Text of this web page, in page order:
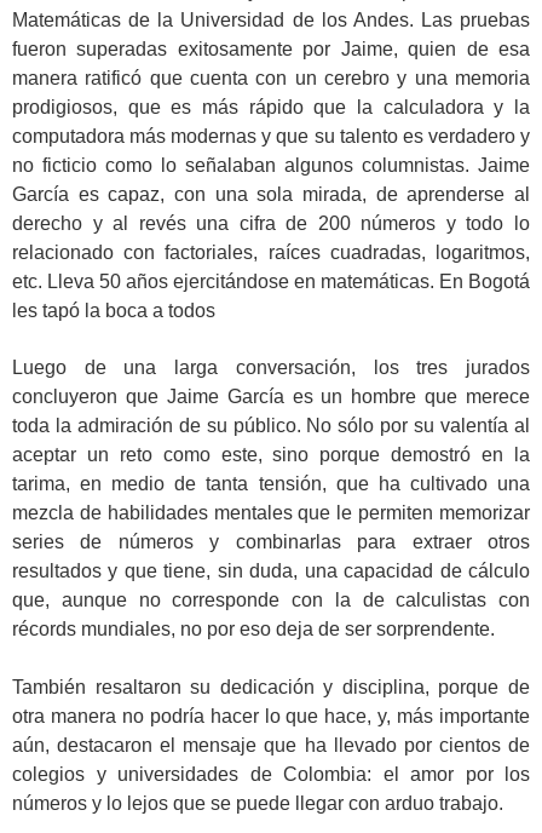
Matemáticas de la Universidad de los Andes. Las pruebas
fueron superadas exitosamente por Jaime, quien de esa
manera ratificó que cuenta con un cerebro y una memoria
prodigiosos, que es más rápido que la calculadora y la
computadora más modernas y que su talento es verdadero y
no ficticio como lo señalaban algunos columnistas. Jaime
García es capaz, con una sola mirada, de aprenderse al
derecho y al revés una cifra de 200 números y todo lo
relacionado con factoriales, raíces cuadradas, logaritmos,
etc. Lleva 50 años ejercitándose en matemáticas. En Bogotá
les tapó la boca a todos
Luego de una larga conversación, los tres jurados
concluyeron que Jaime García es un hombre que merece
toda la admiración de su público. No sólo por su valentía al
aceptar un reto como este, sino porque demostró en la
tarima, en medio de tanta tensión, que ha cultivado una
mezcla de habilidades mentales que le permiten memorizar
series de números y combinarlas para extraer otros
resultados y que tiene, sin duda, una capacidad de cálculo
que, aunque no corresponde con la de calculistas con
récords mundiales, no por eso deja de ser sorprendente.
También resaltaron su dedicación y disciplina, porque de
otra manera no podría hacer lo que hace, y, más importante
aún, destacaron el mensaje que ha llevado por cientos de
colegios y universidades de Colombia: el amor por los
números y lo lejos que se puede llegar con arduo trabajo.